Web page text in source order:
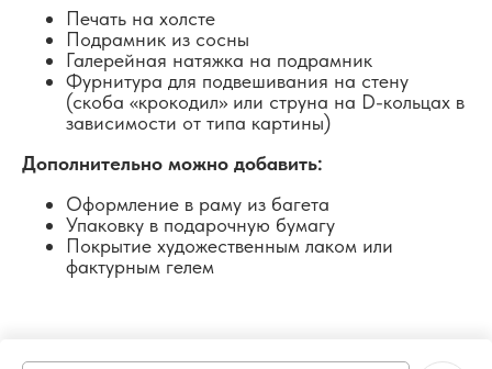
Печать на холсте
Подрамник из сосны
Галерейная натяжка на подрамник
Фурнитура для подвешивания на стену
(скоба «крокодил» или струна на D-кольцах в
зависимости от типа картины)
Дополнительно можно добавить:
Оформление в раму из багета
Упаковку в подарочную бумагу
Покрытие художественным лаком или
фактурным гелем